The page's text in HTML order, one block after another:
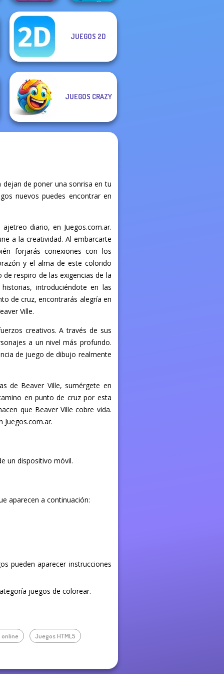
Fruit Mahjong
Cute Coloring
JUEGOS 2D
JUEGOS CRAZY
dejan de poner una sonrisa en tu
nuevos puedes encontrar en
diario, en Juegos.com.ar.
a la creatividad. Al embarcarte
forjarás conexiones con los
y el alma de este colorido
respiro de las exigencias de la
introduciéndote en las
de cruz, encontrarás alegría en
Ville.
creativos. A través de sus
a un nivel más profundo.
de juego de dibujo realmente
de Beaver Ville, sumérgete en
en punto de cruz por esta
que Beaver Ville cobre vida.
un dispositivo móvil.
aparecen a continuación:
pueden aparecer instrucciones
juegos de colorear.
Juegos HTML5